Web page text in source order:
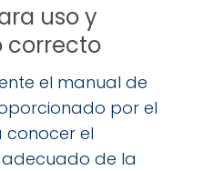
uso y
correcto
el manual de
por el
el
de la